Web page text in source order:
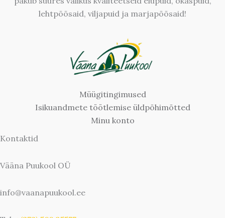
lehtpõõsaid, viljapuid ja marjapõõsaid!
Müügitingimused
Isikuandmete töötlemise üldpõhimõtted
Minu konto
Kontaktid
Vääna Puukool OÜ
info@vaanapuukool.ee